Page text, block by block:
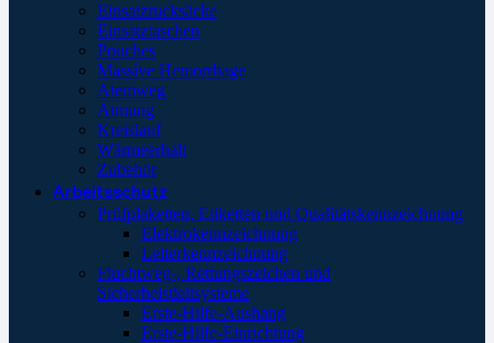
Einsatzrucksäcke
Einsatztaschen
Pouches
Massive Hemorrhage
Atemweg
Atmung
Kreislauf
Wärmeerhalt
Zubehör
Arbeitsschutz
Prüfplaketten, Etiketten und Qualitätskennzeichnung
Elektrokennzeichnung
Leiterkennzeichnung
Fluchtweg-, Rettungszeichen und
Sicherheistleitsysteme
Erste-Hilfe-Aushang
Erste-Hilfe-Einrichtung